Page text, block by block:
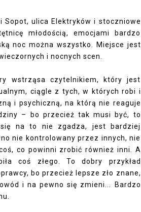
Sopot, ulica Elektryków i stoczniowe
młodością, emocjami bardzo
noc można wszystko. Miejsce jest
i nocnych scen.
wstrząsa czytelnikiem, który jest
ciągle z tych, w których robi i
i psychiczną, na którą nie reaguje
– bo przecież tak musi być, to
na to nie zgadza, jest bardziej
nie kontrolowany przez innych, nie
co powinni zrobić również inni. A
coś złego. To dobry przykład
bo przecież lepsze zło znane,
i na pewno się zmieni... Bardzo